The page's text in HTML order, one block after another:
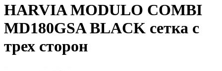
HARVIA MODULO COMBI
MD180GSA BLACK сетка с
трех сторон